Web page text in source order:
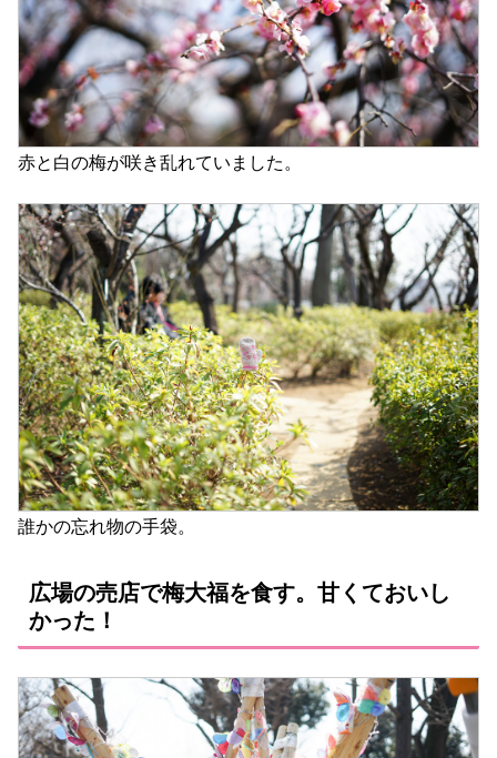
赤と白の梅が咲き乱れていました。
誰かの忘れ物の手袋。
広場の売店で梅大福を食す。甘くておいし
かった！